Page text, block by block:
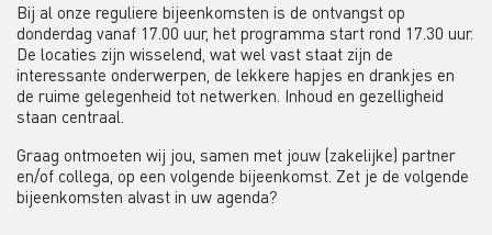
Bij al onze reguliere bijeenkomsten is de ontvangst op
donderdag vanaf 17.00 uur, het programma start rond 17.30 uur.
De locaties zijn wisselend, wat wel vast staat zijn de
interessante onderwerpen, de lekkere hapjes en drankjes en
de ruime gelegenheid tot netwerken. Inhoud en gezelligheid
staan centraal.
Graag ontmoeten wij jou, samen met jouw (zakelijke) partner
en/of collega, op een volgende bijeenkomst. Zet je de volgende
bijeenkomsten alvast in uw agenda?